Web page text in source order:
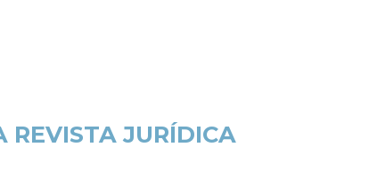
REVISTA JURÍDICA